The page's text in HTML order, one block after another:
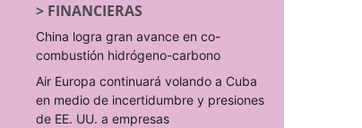
> FINANCIERAS
China logra gran avance en co-
combustión hidrógeno-carbono
Air Europa continuará volando a Cuba
en medio de incertidumbre y presiones
de EE. UU. a empresas